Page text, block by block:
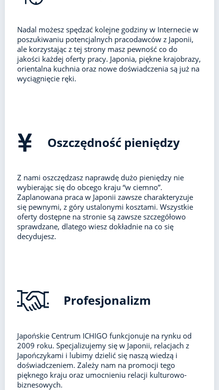
Nadal możesz spędzać kolejne godziny w Internecie w
poszukiwaniu potencjalnych pracodawców z Japonii,
ale korzystając z tej strony masz pewność co do
jakości każdej oferty pracy. Japonia, piękne krajobrazy,
orientalna kuchnia oraz nowe doświadczenia są już na
wyciągnięcie ręki.
Oszczędność pieniędzy
Z nami oszczędzasz naprawdę dużo pieniędzy nie
wybierając się do obcego kraju “w ciemno”.
Zaplanowana praca w Japonii zawsze charakteryzuje
się pewnymi, z góry ustalonymi kosztami. Wszystkie
oferty dostępne na stronie są zawsze szczegółowo
sprawdzane, dlatego wiesz dokładnie na co się
decydujesz.
Profesjonalizm
Japońskie Centrum ICHIGO funkcjonuje na rynku od
2009 roku. Specjalizujemy się w Japonii, relacjach z
Japończykami i lubimy dzielić się naszą wiedzą i
doświadczeniem. Zależy nam na promocji tego
pięknego kraju oraz umocnieniu relacji kulturowo-
biznesowych.